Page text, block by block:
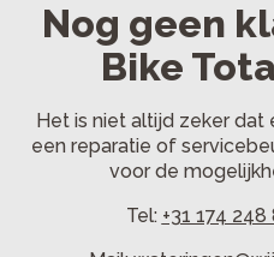
Nog geen
Bike
Het is niet altijd zeker dat
een reparatie of
voor de
Tel: +31 174 248